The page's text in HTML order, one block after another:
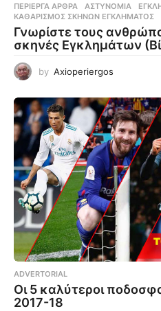
ΠΕΡΊΕΡΓΑ ΆΡΘΡΑ ΑΣΤΥΝΟΜΊΑ ,
ΚΑΘΑΡΙΣΜΌΣ ΣΚΗΝΏΝ ΕΓΚΛΉΜΑΤΟΣ
Γνωρίστε τους
σκηνές Εγκλημάτων
by Axioperiergos
ADVERTORIAL
Οι 5 καλύτεροι
2017-18